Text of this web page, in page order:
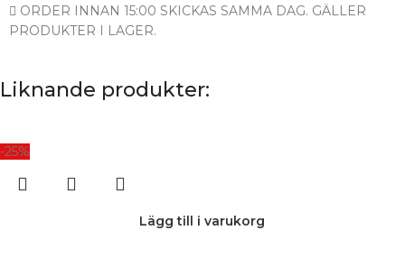
ORDER INNAN 15:00 SKICKAS SAMMA DAG. GÄLLER
PRODUKTER I LAGER.
Liknande produkter:
-25%
Lägg till i varukorg